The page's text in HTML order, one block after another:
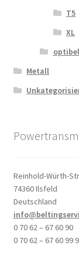
T5
XL
Metall
Reinhold-Würth-
74360 Ilsfeld
Deutschland
0 70 62 – 67 60 90
0 70 62 – 67 60 99 9